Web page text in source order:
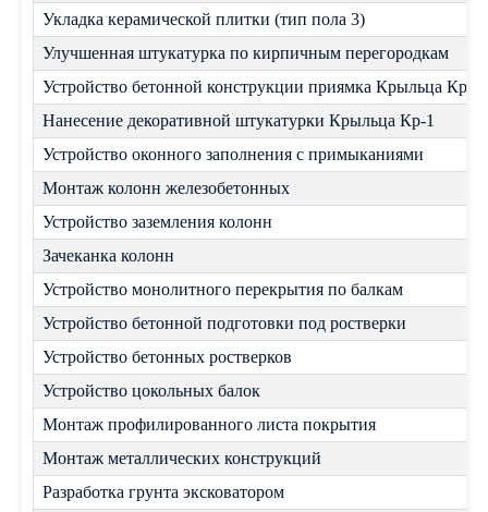
Укладка керамической плитки (тип пола 3)
Улучшенная штукатурка по кирпичным перегородкам
Устройство бетонной конструкции приямка Крыльца Кр-1
Нанесение декоративной штукатурки Крыльца Кр-1
Устройство оконного заполнения с примыканиями
Монтаж колонн железобетонных
Устройство заземления колонн
Зачеканка колонн
Устройство монолитного перекрытия по балкам
Устройство бетонной подготовки под ростверки
Устройство бетонных ростверков
Устройство цокольных балок
Монтаж профилированного листа покрытия
Монтаж металлических конструкций
Разработка грунта эксковатором